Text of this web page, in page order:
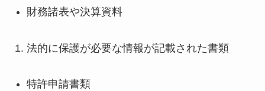
財務諸表や決算資料
法的に保護が必要な情報が記載された書類
特許申請書類